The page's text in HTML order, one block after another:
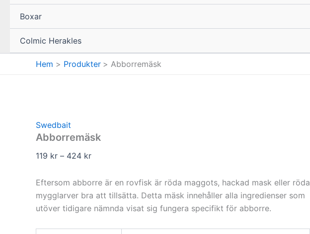
Boxar
Colmic Herakles
Hem Produkter Abborremäsk
Swedbait
Abborremäsk
119 kr – 424 krPrisintervall:
till
424 kr
Eftersom abborre är en rovfisk är röda maggots, hackad mask eller röda
mygglarver bra att tillsätta. Detta mäsk innehåller alla ingredienser som
utöver tidigare nämnda visat sig fungera specifikt för abborre.